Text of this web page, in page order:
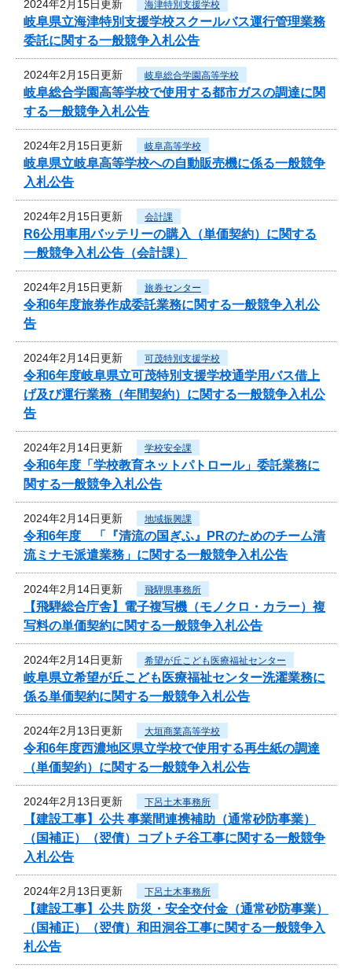
2024年2月15日更新 海津特別支援学校
岐阜県立海津特別支援学校スクールバス運行管理業務
委託に関する一般競争入札公告
2024年2月15日更新 岐阜総合学園高等学校
岐阜総合学園高等学校で使用する都市ガスの調達に関
する一般競争入札公告
2024年2月15日更新 岐阜高等学校
岐阜県立岐阜高等学校への自動販売機に係る一般競争
入札公告
2024年2月15日更新 会計課
R6公用車用バッテリーの購入（単価契約）に関する
一般競争入札公告（会計課）
2024年2月15日更新 旅券センター
令和6年度旅券作成委託業務に関する一般競争入札公
告
2024年2月14日更新 可茂特別支援学校
令和6年度岐阜県立可茂特別支援学校通学用バス借上
げ及び運行業務（年間契約）に関する一般競争入札公
告
2024年2月14日更新 学校安全課
令和6年度「学校教育ネットパトロール」委託業務に
関する一般競争入札公告
2024年2月14日更新 地域振興課
令和6年度 「『清流の国ぎふ』PRのためのチーム清
流ミナモ派遣業務」に関する一般競争入札公告
2024年2月14日更新 飛騨県事務所
【飛騨総合庁舎】電子複写機（モノクロ・カラー）複
写料の単価契約に関する一般競争入札公告
2024年2月14日更新 希望が丘こども医療福祉センター
岐阜県立希望が丘こども医療福祉センター洗濯業務に
係る単価契約に関する一般競争入札公告
2024年2月13日更新 大垣商業高等学校
令和6年度西濃地区県立学校で使用する再生紙の調達
（単価契約）に関する一般競争入札公告
2024年2月13日更新 下呂土木事務所
【建設工事】公共 事業間連携補助（通常砂防事業）
（国補正）（翌債）コブトチ谷工事に関する一般競争
入札公告
2024年2月13日更新 下呂土木事務所
【建設工事】公共 防災・安全交付金（通常砂防事業）
（国補正）（翌債）和田洞谷工事に関する一般競争入
札公告